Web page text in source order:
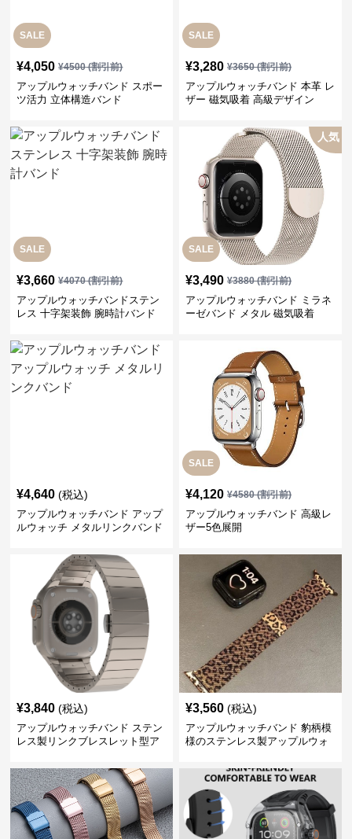
SALE
¥4,050 ¥4500(割引前)
アップルウォッチバンド スポー
ツ活力 立体構造バンド
SALE
¥3,280 ¥3650(割引前)
アップルウォッチバンド 本革 レ
ザー 磁気吸着 高級デザイン
SALE
¥3,660 ¥4070(割引前)
アップルウォッチバンドステン
レス 十字架装飾 腕時計バンド
SALE
人気
¥3,490 ¥3880(割引前)
アップルウォッチバンド ミラネ
ーゼバンド メタル 磁気吸着
¥4,640 (税込)
アップルウォッチバンド アップ
ルウォッチ メタルリンクバンド
SALE
¥4,120 ¥4580(割引前)
アップルウォッチバンド 高級レ
ザー5色展開
¥3,840 (税込)
アップルウォッチバンド ステン
レス製リンクブレスレット型ア
¥3,560 (税込)
アップルウォッチバンド 豹柄模
様のステンレス製アップルウォ